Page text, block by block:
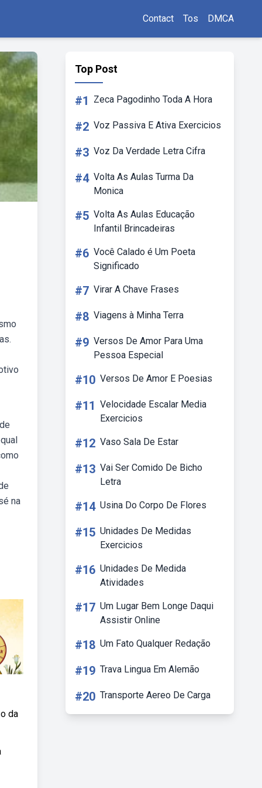
Contact Tos DMCA
na
da
Top Post
#1 Zeca Pagodinho Toda A Hora
#2 Voz Passiva E Ativa Exercicios
#3 Voz Da Verdade Letra Cifra
#4 Volta As Aulas Turma Da
Monica
#5 Volta As Aulas Educação
Infantil Brincadeiras
#6 Você Calado é Um Poeta
Significado
#7 Virar A Chave Frases
#8 Viagens à Minha Terra
#9 Versos De Amor Para Uma
Pessoa Especial
#10 Versos De Amor E Poesias
#11 Velocidade Escalar Media
Exercicios
#12 Vaso Sala De Estar
#13 Vai Ser Comido De Bicho
Letra
#14 Usina Do Corpo De Flores
#15 Unidades De Medidas
Exercicios
#16 Unidades De Medida
Atividades
#17 Um Lugar Bem Longe Daqui
Assistir Online
#18 Um Fato Qualquer Redação
#19 Trava Lingua Em Alemão
#20 Transporte Aereo De Carga